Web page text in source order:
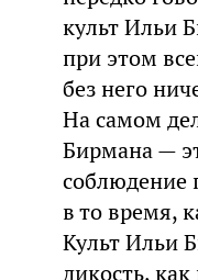
культ Ильи
при этом
без него
На самом
Бирмана —
соблюдение
в то время,
Культ Ильи
дикость, как